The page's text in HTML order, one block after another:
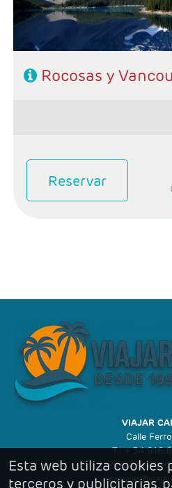
Rocosas y
Reservar
VIAJAR
Calle
T.: +
https://
Esta web utiliza cookies
terceros y publicitarias,